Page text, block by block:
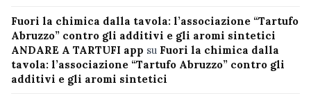
Fuori la chimica dalla tavola: l’associazione “Tartufo
Abruzzo” contro gli additivi e gli aromi sintetici
ANDARE A TARTUFI app su Fuori la chimica dalla
tavola: l’associazione “Tartufo Abruzzo” contro gli
additivi e gli aromi sintetici